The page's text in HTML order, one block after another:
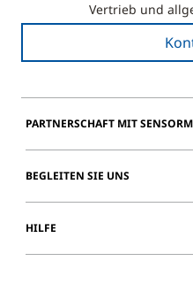
Vertrieb und
PARTNERSCHAFT MIT
BEGLEITEN SIE UNS
HILFE